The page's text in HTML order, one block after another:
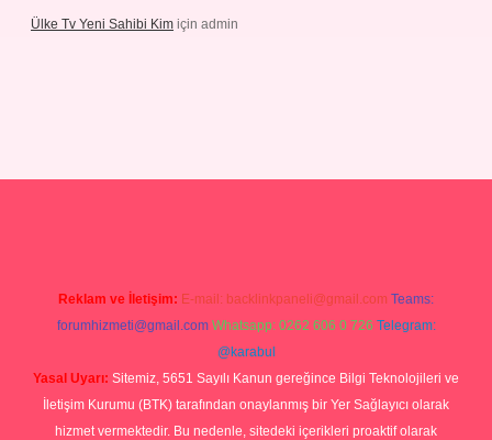
Ülke Tv Yeni Sahibi Kim için admin
Reklam ve İletişim: E-mail: backlinkpaneli@gmail.com Teams:
forumhizmeti@gmail.com Whatsapp: 0262 606 0 726 Telegram:
@karabul
Yasal Uyarı: Sitemiz, 5651 Sayılı Kanun gereğince Bilgi Teknolojileri ve
İletişim Kurumu (BTK) tarafından onaylanmış bir Yer Sağlayıcı olarak
hizmet vermektedir. Bu nedenle, sitedeki içerikleri proaktif olarak